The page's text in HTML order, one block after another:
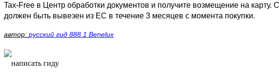
Tax-Free в Центр обработки документов и получите возмещение на
должен быть вывезен из ЕС в течение 3 месяцев с момента покупки.
автор: русский гид 888.1 Benelux
написать гиду